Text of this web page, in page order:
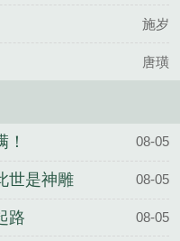
施岁
唐璜
08-05
世是神雕 08-05
路 08-05